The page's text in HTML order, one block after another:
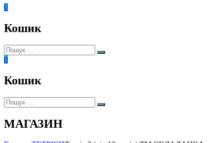
0
Кошик
Пошук:
Пошук
0
Кошик
Пошук:
Пошук
МАГАЗИН